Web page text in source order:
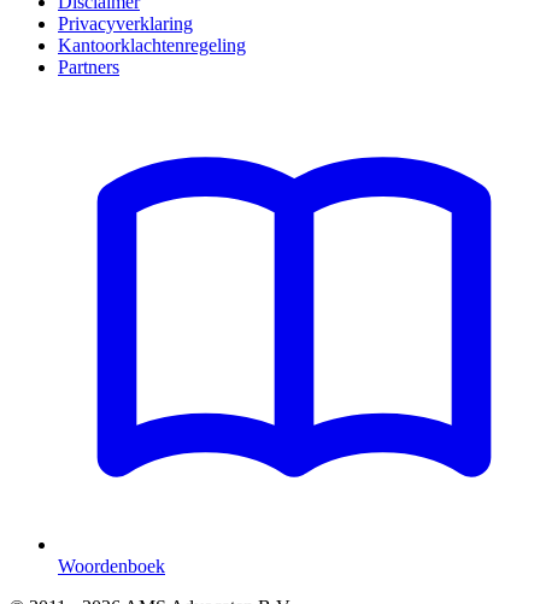
Privacyverklaring
Kantoorklachtenregeling
Partners
Woordenboek